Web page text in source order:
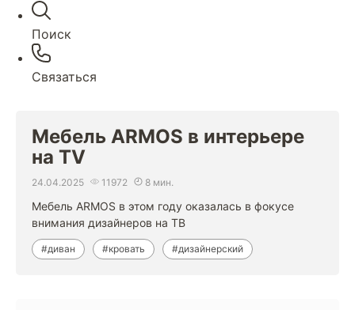
Поиск
Связаться
Мебель ARMOS в интерьере
на ТV
24.04.2025 11972 8 мин.
Мебель ARMOS в этом году оказалась в фокусе
внимания дизайнеров на ТВ
#диван #кровать #дизайнерский